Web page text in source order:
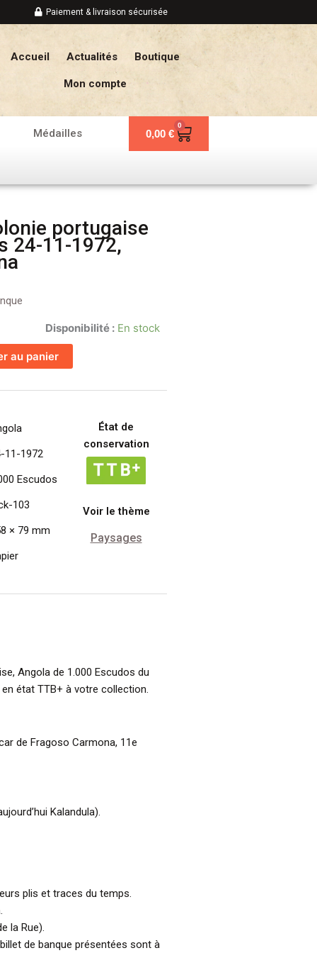
Paiement & livraison sécurisée
Accueil Actualités Boutique
Mon compte
Médailles 0,00 €
0
Panier
portugaise
24-11-1972,
Disponibilité : En stock
au panier
11-1972
Escudos
103
× 79 mm
État de
conservation
Voir le thème
Paysages
Angola de 1.000 Escudos du
état TTB+ à votre collection.
de Fragoso Carmona, 11e
Kalandula).
plis et traces du temps.
la Rue).
de banque présentées sont à